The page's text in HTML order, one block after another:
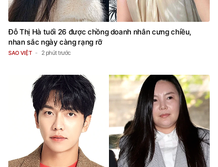
Đỗ Thị Hà tuổi 26 được chồng doanh nhân cưng chiều,
nhan sắc ngày càng rạng rỡ
SAO VIỆT 2 phút trước